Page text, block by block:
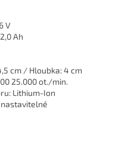
V
Ah
cm / Hloubka: 4 cm
25.000 ot./min.
Lithium-Ion